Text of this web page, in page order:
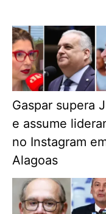
Gaspar supera
e assume
no Instagram
Alagoas